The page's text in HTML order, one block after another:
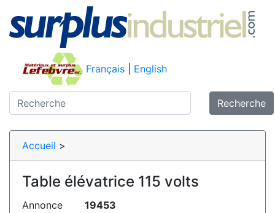
Français English
Recherche
Accueil >
Table élévatrice 115 volts
Annonce
19453